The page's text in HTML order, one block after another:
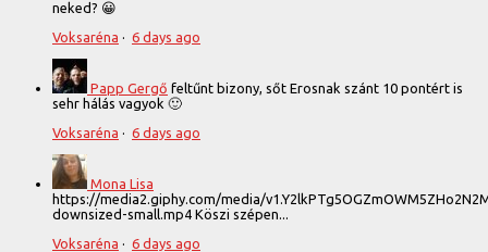
neked? 😀
Voksaréna · 6 days ago
Papp Gergő feltűnt bizony, sőt Erosnak szánt 10 pontért is
sehr hálás vagyok 🙂
Voksaréna · 6 days ago
Mona Lisa
https://media2.giphy.com/media/
downsized-small.mp4 Köszi szépen...
Voksaréna · 6 days ago